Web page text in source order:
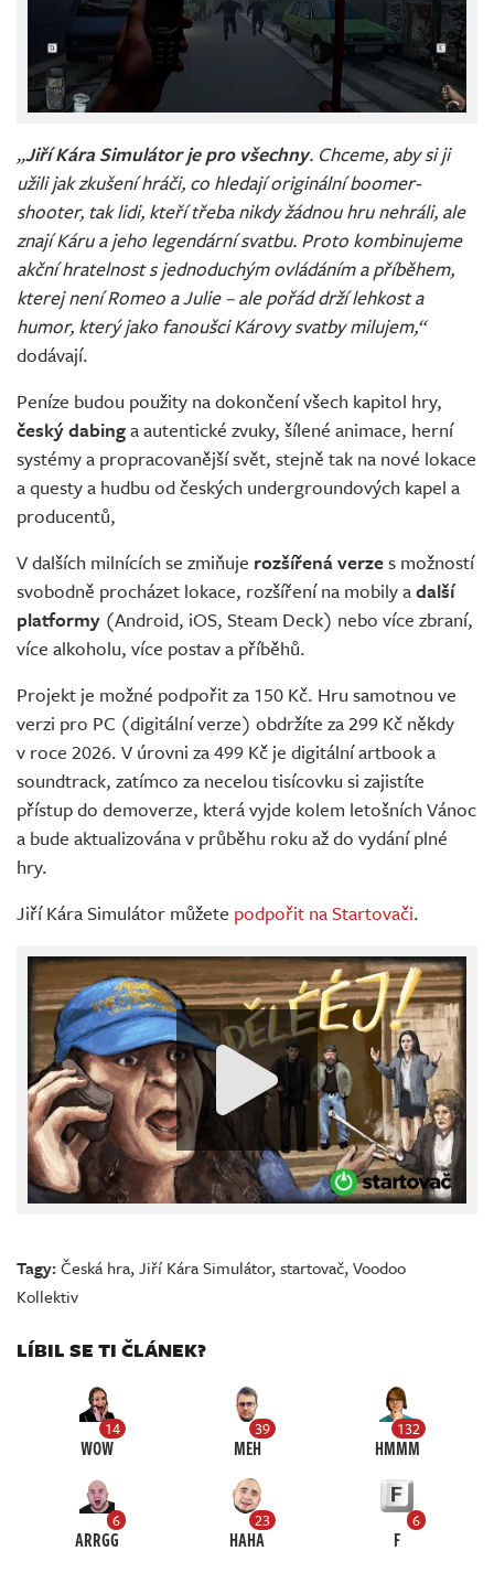
„Jiří Kára Simulátor je pro všechny. Chceme, aby si ji
užili jak zkušení hráči, co hledají originální boomer-
shooter, tak lidi, kteří třeba nikdy žádnou hru nehráli, ale
znají Káru a jeho legendární svatbu. Proto kombinujeme
akční hratelnost s jednoduchým ovládáním a příběhem,
kterej není Romeo a Julie – ale pořád drží lehkost a
humor, který jako fanoušci Károvy svatby milujem,“
dodávají.
Peníze budou použity na dokončení všech kapitol hry,
český dabinga autentické zvuky, šílené animace, herní
systémy a propracovanější svět, stejně tak na nové lokace
a questy a hudbu od českých undergroundových kapel a
producentů,
V dalších milnících se zmiňuje rozšířená verzes možností
svobodně procházet lokace, rozšíření na mobily adalší
platformy (Android, iOS, Steam Deck) nebo více zbraní,
více alkoholu, více postav a příběhů.
Projekt je možné podpořit za 150 Kč. Hru samotnou ve
verzi pro PC (digitální verze) obdržíte za 299 Kč někdy
v roce 2026. V úrovni za 499 Kč je digitální artbook a
soundtrack, zatímco za necelou tisícovku si zajistíte
přístup do demoverze, která vyjde kolem letošních Vánoc
a bude aktualizována v průběhu roku až do vydání plné
hry.
Jiří Kára Simulátor můžete podpořit na Startovači.
Tagy:Česká hra,Jiří Kára Simulátor,startovač,Voodoo
Kollektiv
LÍBIL SE TI ČLÁNEK?
14
WOW
39
MEH
132
HMMM
6
ARRGG
23
HAHA
6
F